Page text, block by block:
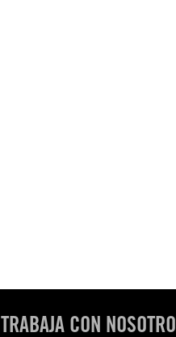
TRABAJA CON